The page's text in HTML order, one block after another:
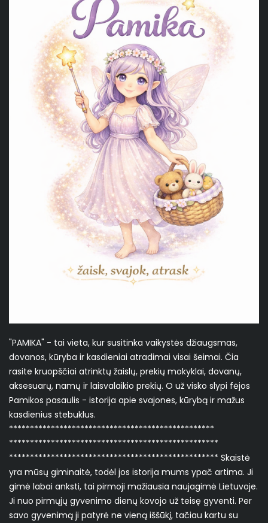
"PAMIKA" - tai vieta, kur susitinka vaikystės džiaugsmas,
dovanos, kūryba ir kasdieniai atradimai visai šeimai. Čia
rasite kruopščiai atrinktų žaislų, prekių mokyklai, dovanų,
aksesuarų, namų ir laisvalaikio prekių. O už visko slypi fėjos
Pamikos pasaulis - istorija apie svajones, kūrybą ir mažus
kasdienius stebuklus.
*************************************************
**************************************************
************************************************** Skaistė
yra mūsų giminaitė, todėl jos istorija mums ypač artima. Ji
gimė labai anksti, tai pirmoji mažiausia naujagimė Lietuvoje.
Ji nuo pirmųjų gyvenimo dienų kovojo už teisę gyventi. Per
savo gyvenimą ji patyrė ne vieną iššūkį, tačiau kartu su